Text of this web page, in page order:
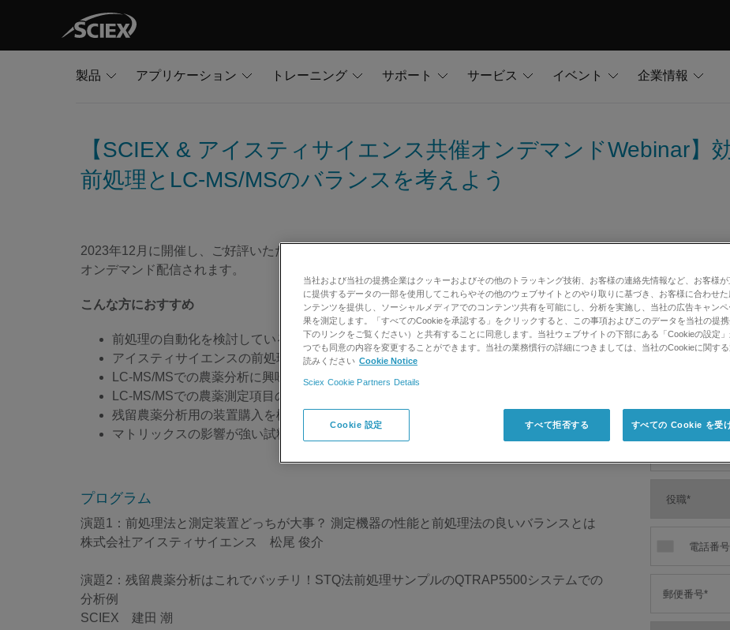
製品 アプリケーション トレーニング サポート サービス イベント
企業情報
【SCIEX & アイスティサイエンス共催オンデマンドWebinar】
前処理とLC-MS/MSのバランスを考えよう
2023年12月に開催し、ご好評いただきましたSCIEX&アイスティサイエンスの共催Webinarが
オンデマンド配信されます。
こんな方におすすめ
前処理の自動化を検討している
アイスティサイエンスの前処理装置について詳しく知りたい
LC-MS/MSでの農薬分析に興味がある
LC-MS/MSでの農薬測定項目の拡大を考えている
残留農薬分析用の装置購入を検討している
マトリックスの影響が強い試料を測定する際のポイントを知りたい
プログラム
演題1：前処理法と測定装置どっちが大事？ 測定機器の性能と前処理法の良いバランスとは
株式会社アイスティサイエンス 松尾 俊介
演題2：残留農薬分析はこれでバッチリ！STQ法前処理サンプルのQTRAP5500システムでの
分析例
SCIEX 建田 潮
当社および当社の提携企業はクッキーおよびその他のトラッキング技術、お客様の連絡先情報など、お客様が
に提供するデータの一部を使用してこれらやその他のウェブサイトとのやり取りに基づき、お客様に合わせた
ンテンツを提供し、ソーシャルメディアでのコンテンツ共有を可能にし、分析を実施し、当社の広告キャン
果を測定します。「すべてのCookieを承認する」をクリックすると、この事項およびこのデータを当社の提携
下のリンクをご覧ください）と共有することに同意します。当社ウェブサイトの下部にある「Cookieの設定
つでも同意の内容を変更することができます。当社の業務慣行の詳細につきましては、当社のCookieに関す
読みください Cookie Notice
Sciex Cookie Partners Details
Cookie 設定 すべて拒否する すべての Cookie を受